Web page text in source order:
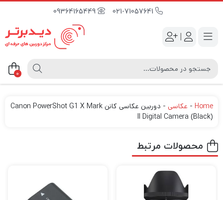
09364165449
|
0
Home
- عکاسی -
دوربین عکاسی کانن Canon PowerShot G1 X Mark
II Digital Camera (Black)
محصولات مرتبط